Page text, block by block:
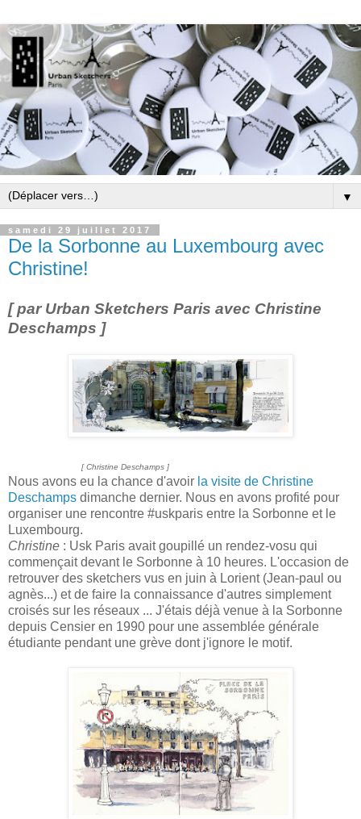
▼
samedi 29 juillet 2017
De la Sorbonne au Luxembourg avec
Christine!
[ par Urban Sketchers Paris avec Christine
Deschamps ]
[ Christine Deschamps ]
Nous avons eu la chance d'avoir la visite de Christine
Deschamps dimanche dernier. Nous en avons profité pour
organiser une rencontre #uskparis entre la Sorbonne et le
Luxembourg.
Christine : Usk Paris avait goupillé un rendez-vosu qui
commençait devant le Sorbonne à 10 heures. L'occasion de
retrouver des sketchers vus en juin à Lorient (Jean-paul ou
agnès...) et de faire la connaissance d'autres simplement
croisés sur les réseaux ... J'étais déjà venue à la Sorbonne
depuis Censier en 1990 pour une assemblée générale
étudiante pendant une grève dont j'ignore le motif.